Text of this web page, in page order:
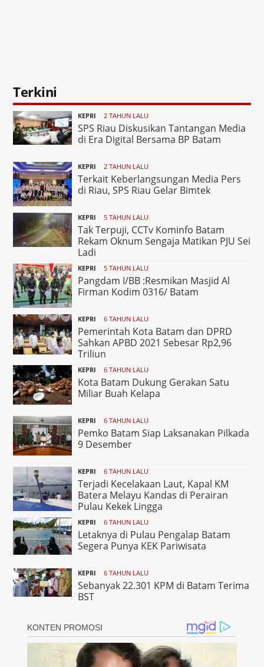
Terkini
KEPRI 2 TAHUN LALU
SPS Riau Diskusikan Tantangan Media
di Era Digital Bersama BP Batam
KEPRI 2 TAHUN LALU
Terkait Keberlangsungan Media Pers
di Riau, SPS Riau Gelar Bimtek
KEPRI 5 TAHUN LALU
Tak Terpuji, CCTv Kominfo Batam
Rekam Oknum Sengaja Matikan PJU Sei
Ladi
KEPRI 5 TAHUN LALU
Pangdam I/BB :Resmikan Masjid Al
Firman Kodim 0316/ Batam
KEPRI 6 TAHUN LALU
Pemerintah Kota Batam dan DPRD
Sahkan APBD 2021 Sebesar Rp2,96
Triliun
KEPRI 6 TAHUN LALU
Kota Batam Dukung Gerakan Satu
Miliar Buah Kelapa
KEPRI 6 TAHUN LALU
Pemko Batam Siap Laksanakan Pilkada
9 Desember
KEPRI 6 TAHUN LALU
Terjadi Kecelakaan Laut, Kapal KM
Batera Melayu Kandas di Perairan
Pulau Kekek Lingga
KEPRI 6 TAHUN LALU
Letaknya di Pulau Pengalap Batam
Segera Punya KEK Pariwisata
KEPRI 6 TAHUN LALU
Sebanyak 22.301 KPM di Batam Terima
BST